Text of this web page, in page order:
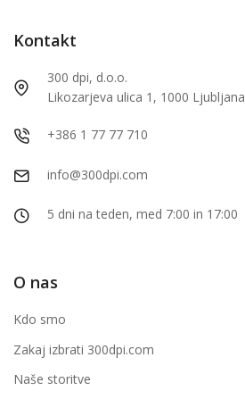
Kontakt
300 dpi, d.o.o.
Likozarjeva ulica 1, 1000 Ljubljana
+386 1 77 77 710
info@300dpi.com
5 dni na teden, med 7:00 in 17:00
O nas
Kdo smo
Zakaj izbrati 300dpi.com
Naše storitve